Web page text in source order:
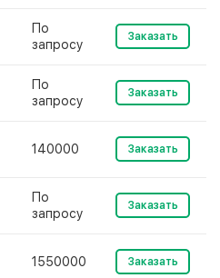
По
запросу
Заказать
По
запросу
Заказать
140000 Заказать
По
запросу
Заказать
1550000 Заказать